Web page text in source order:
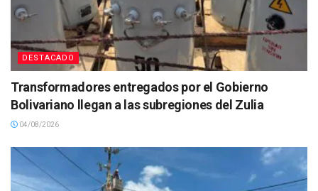
DESTACADO
Transformadores entregados por el Gobierno
Bolivariano llegan a las subregiones del Zulia
04/08/2026